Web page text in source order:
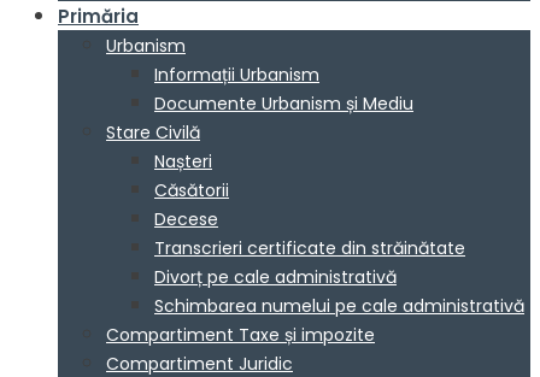
Primăria
Urbanism
Informații Urbanism
Documente Urbanism și Mediu
Stare Civilă
Nașteri
Căsătorii
Decese
Transcrieri certificate din străinătate
Divorț pe cale administrativă
Schimbarea numelui pe cale administrativă
Compartiment Taxe și impozite
Compartiment Juridic